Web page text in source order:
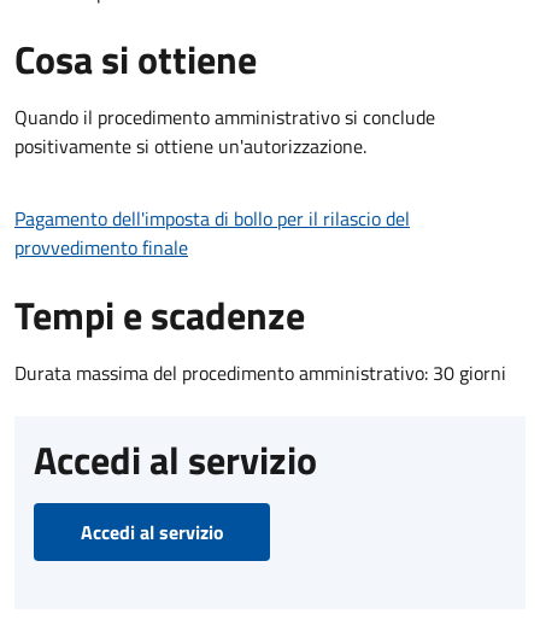
Cosa si ottiene
Quando il procedimento amministrativo si conclude
positivamente si ottiene un'autorizzazione.
Pagamento dell'imposta di bollo per il rilascio del
provvedimento finale
Tempi e scadenze
Durata massima del procedimento amministrativo: 30 giorni
Accedi al servizio
Accedi al servizio